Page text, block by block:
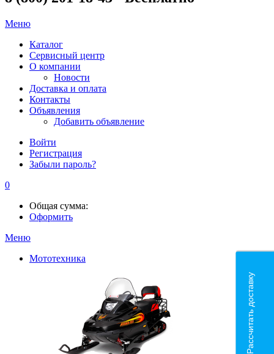
Меню
Каталог
Сервисный центр
О компании
Новости
Доставка и оплата
Контакты
Объявления
Добавить объявление
Войти
Регистрация
Забыли пароль?
0
Общая сумма:
Оформить
Меню
Мототехника
Рассчитать доставку